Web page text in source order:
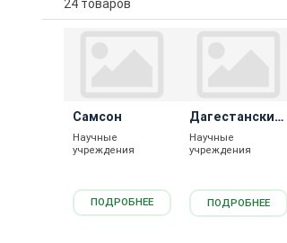
24 товаров
Самсон
Научные
учреждения
ПОДРОБНЕЕ
Дагестанский
Золотистый
Научные
учреждения
ПОДРОБНЕЕ